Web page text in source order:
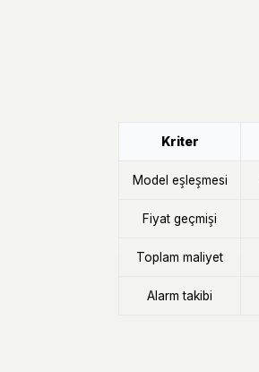
Kriter
Model eşleşmesi
Fiyat geçmişi
Toplam maliyet
Alarm takibi